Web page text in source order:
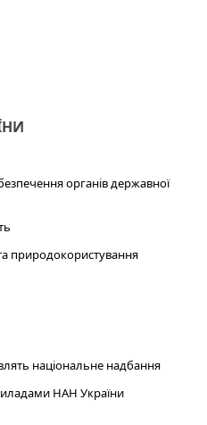
органів державної
природокористування
національне надбання
НАН України